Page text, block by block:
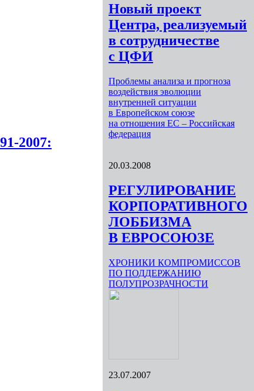
2007:
Новый проект
Центра, реализуемый
в сотрудничестве
с ЦФИ
Проблемы анализа и прогноза
воздействия эволюции
внутренней ситуации
в Европейском союзе
на отношения ЕС – Российская
федерация
20.03.2008
РЕГУЛИРОВАНИЕ
КОРПОРАТИВНОГО
ЛОББИЗМА
В ЕВРОСОЮЗЕ
ХРОНИКИ КОМПРОМИССОВ
ПО ПОДДЕРЖАНИЮ
ПОЛУПРОЗРАЧНОСТИ
23.07.2007